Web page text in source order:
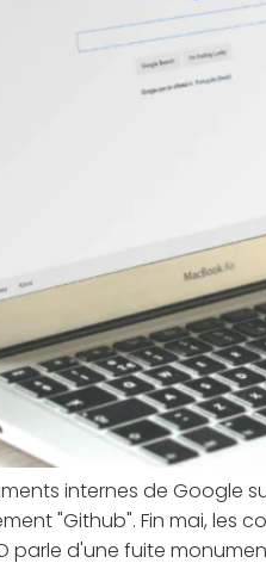
internes de
"Github". Fin mai, les
parle d'une fuite